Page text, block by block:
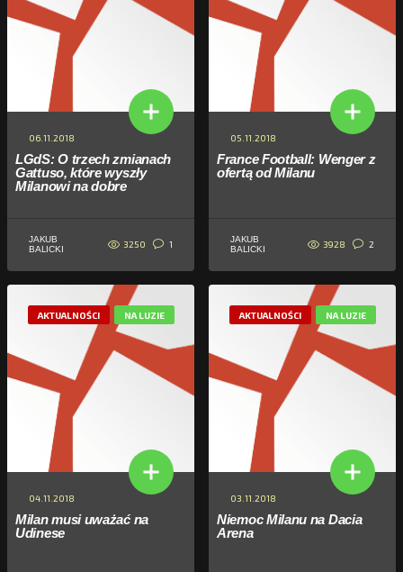
06.11.2018
LGdS: O trzech zmianach
Gattuso, które wyszły
Milanowi na dobre
JAKUB
BALICKI
3250 1
05.11.2018
France Football: Wenger z
ofertą od Milanu
JAKUB
BALICKI
3928 2
AKTUALNOŚCI NA LUZIE
04.11.2018
Milan musi uważać na
Udinese
AKTUALNOŚCI NA LUZIE
03.11.2018
Niemoc Milanu na Dacia
Arena